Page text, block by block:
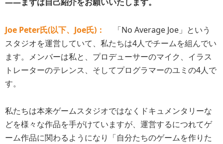
Joe Peter氏(以下、Joe氏) ：
「No Average Joe」という
スタジオを運営していて、私たちは4人でチームを組んでい
ます。メンバーは私と、プロデューサーのマイク、イラス
トレーターのテレンス、そしてプログラマーのユミの4人で
す。
私たちは本来ゲームスタジオではなくドキュメンタリーな
どを様々な作品を手がけていますが、運営するにつれてゲ
ーム作品に関わるようになり「自分たちのゲームを作りた